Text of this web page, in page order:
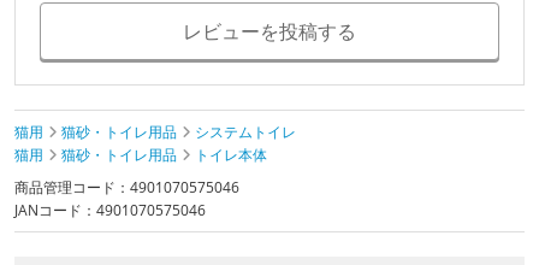
レビューを投稿する
猫用 猫砂・トイレ用品
システムトイレ
猫用
猫砂・トイレ用品
トイレ本体
商品管理コード：4901070575046
JANコード：4901070575046